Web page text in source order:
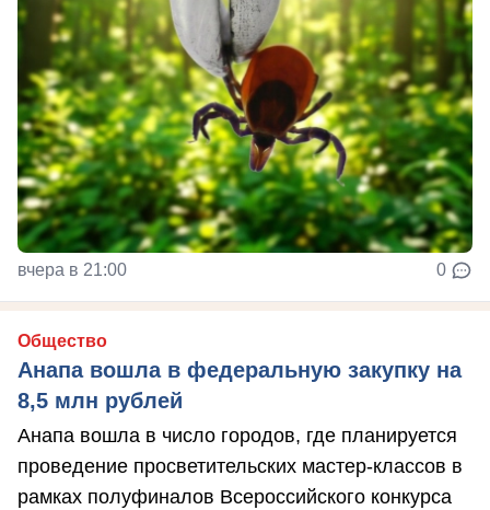
вчера в 21:00 0
Общество
Анапа вошла в федеральную закупку на
8,5 млн рублей
Анапа вошла в число городов, где планируется
проведение просветительских мастер-классов в
рамках полуфиналов Всероссийского конкурса